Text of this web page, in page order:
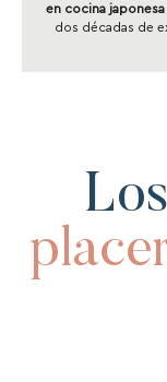
en cocina japonesa
dos décadas de